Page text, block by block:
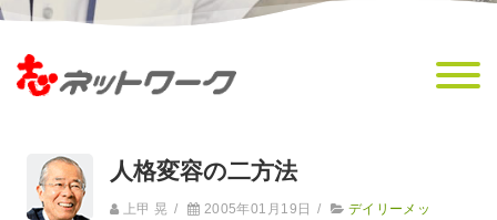
人格変容の二方法
上甲 晃 / 2005年01月19日 /
デイリーメッ